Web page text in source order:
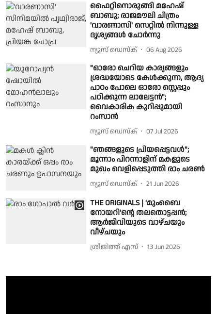
ഫൈറ്റിനൊരുങ്ങി മഹേഷ്
ബാബു; രാജമൗലി ചിത്രം
'വാരണാസി' സെറ്റിൽ നിന്നുള്ള
ദൃശ്യങ്ങൾ ചോർന്നു
ന്യൂസ് ഡെസ്ക് 06 Aug 2026
"ഓരോ ചെറിയ കാര്യങ്ങളും
ശ്രദ്ധയോടെ കേൾക്കുന്ന, ആദ്യ
പാഠം പോലെ ഓരോ സ്റ്റെപ്പും
പഠിക്കുന്ന ലാലേട്ടൻ";
വൈകാരിക കുറിപ്പുമായി
റംസാൻ
ന്യൂസ് ഡെസ്ക് 07 Jul 2026
"ഞങ്ങളുടെ പ്രിയപ്പെട്ടവൾ";
മൂന്നാം പിറന്നാളിന് മകളുടെ
മുഖം വെളിപ്പെടുത്തി രാം ചരൺ
ന്യൂസ് ഡെസ്ക് 21 Jun 2026
THE ORIGINALS | 'മുംബൈ
നോയറി'ന്റെ തലതൊട്ടപ്പൻ;
ആർജിവിയുടെ വാഴ്ചയും
വീഴ്ചയും
ശ്രീജിത്ത് എസ് 13 Jun 2026